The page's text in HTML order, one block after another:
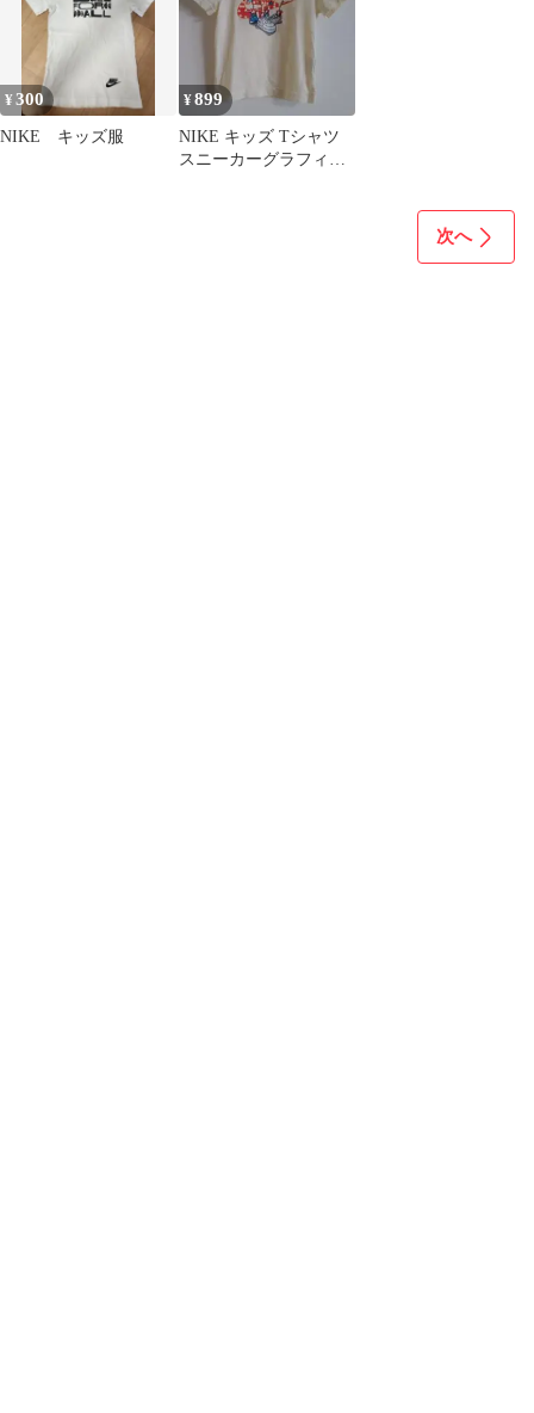
¥300
NIKE キッズ服
¥899
NIKE キッズ Tシャツ
スニーカーグラフィッ
次へ